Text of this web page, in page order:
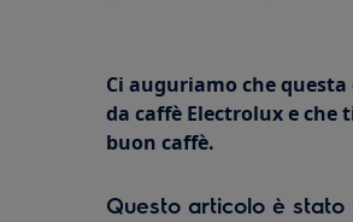
Ci auguriamo che
da caffè Electrolux e
buon caffè.
Questo articolo è stato